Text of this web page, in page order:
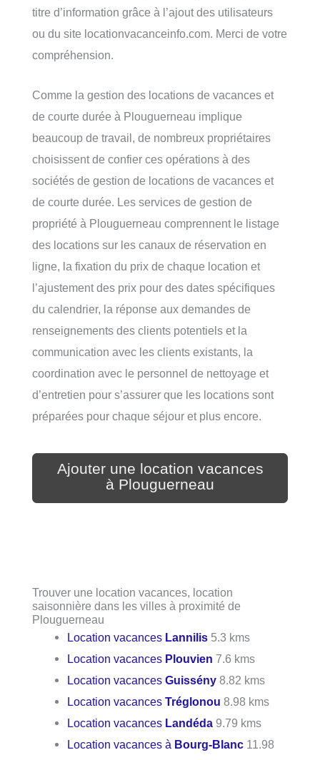
titre d’information grâce à l’ajout des utilisateurs
ou du site locationvacanceinfo.com. Merci de votre
compréhension.
Comme la gestion des locations de vacances et
de courte durée à Plouguerneau implique
beaucoup de travail, de nombreux propriétaires
choisissent de confier ces opérations à des
sociétés de gestion de locations de vacances et
de courte durée. Les services de gestion de
propriété à Plouguerneau comprennent le listage
des locations sur les canaux de réservation en
ligne, la fixation du prix de chaque location et
l’ajustement des prix pour des dates spécifiques
du calendrier, la réponse aux demandes de
renseignements des clients potentiels et la
communication avec les clients existants, la
coordination avec le personnel de nettoyage et
d’entretien pour s’assurer que les locations sont
préparées pour chaque séjour et plus encore.
Ajouter une location vacances
à Plouguerneau
Trouver une location vacances, location
saisonnière dans les villes à proximité de
Plouguerneau
Location vacances Lannilis 5.3 kms
Location vacances Plouvien 7.6 kms
Location vacancesGuissény 8.82 kms
Location vacancesTréglonou 8.98 kms
Location vacances Landéda 9.79 kms
Location vacances à Bourg-Blanc 11.98